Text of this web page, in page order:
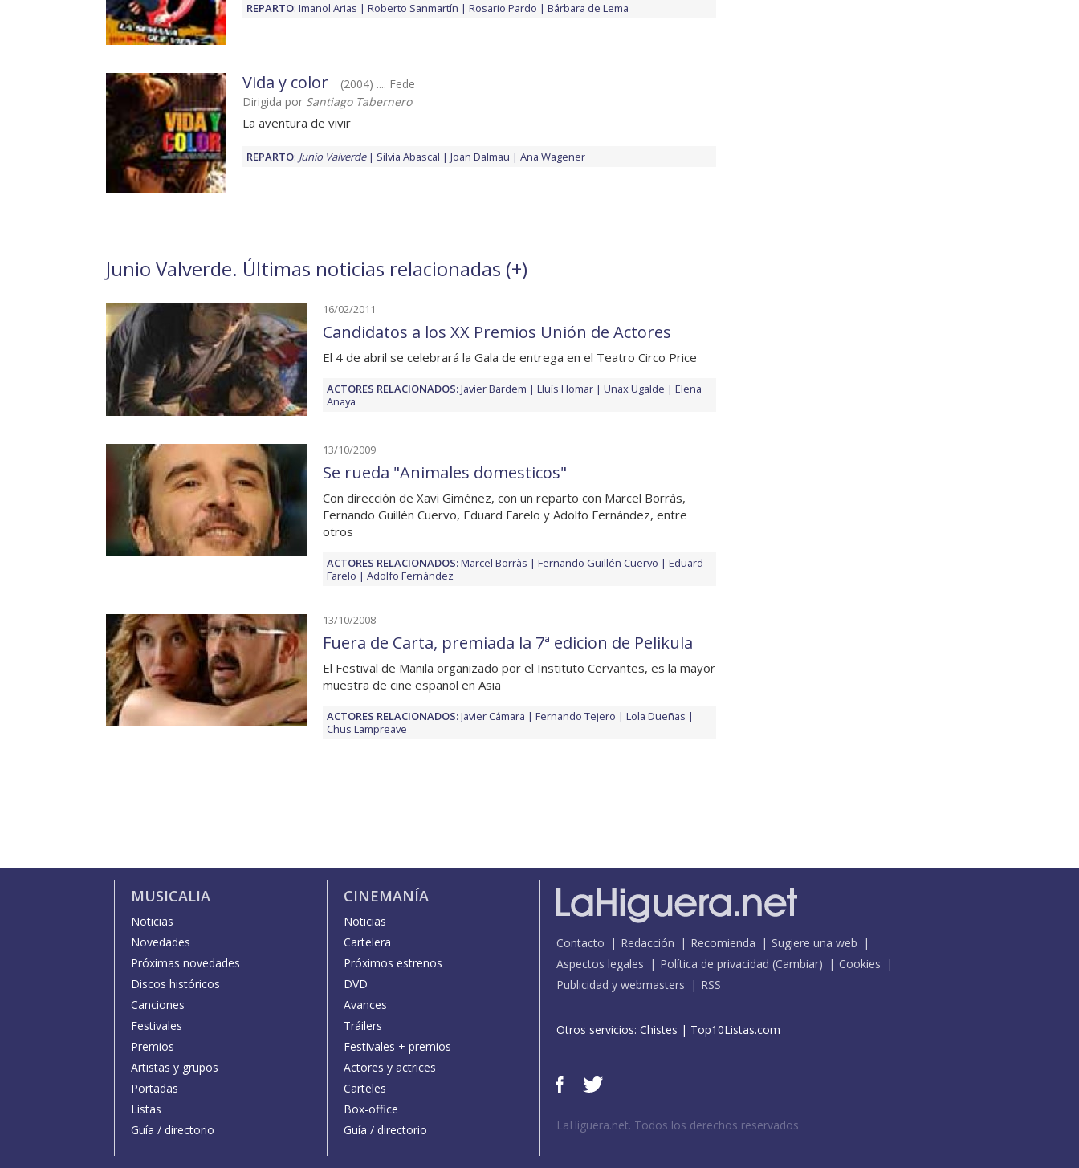
REPARTO: Imanol Arias Roberto Sanmartín Rosario Pardo Bárbara de Lema
Vida y color
(2004) .... Fede
Dirigida por Santiago Tabernero
La aventura de vivir
REPARTO: Junio Valverde Silvia Abascal Joan Dalmau Ana Wagener
Junio Valverde. Últimas noticias relacionadas (+)
16/02/2011
Candidatos a los XX Premios Unión de Actores
El 4 de abril se celebrará la Gala de entrega en el Teatro Circo Price
ACTORES RELACIONADOS:Javier Bardem Lluís Homar Unax Ugalde
Elena
Anaya
13/10/2009
Se rueda "Animales domesticos"
Con dirección de Xavi Giménez, con un reparto con Marcel Borràs,
Fernando Guillén Cuervo, Eduard Farelo y Adolfo Fernández, entre
otros
ACTORES RELACIONADOS:Marcel Borràs Fernando Guillén Cuervo
Eduard
Farelo
Adolfo Fernández
13/10/2008
Fuera de Carta, premiada la 7ª edicion de Pelikula
El Festival de Manila organizado por el Instituto Cervantes, es la mayor
muestra de cine español en Asia
ACTORES RELACIONADOS:Javier Cámara Fernando Tejero
Lola Dueñas
Chus Lampreave
MUSICALIA
Noticias
Novedades
Próximas novedades
Discos históricos
Canciones
Festivales
Premios
Artistas y grupos
Portadas
Listas
Guía / directorio
CINEMANÍA
Noticias
Cartelera
Próximos estrenos
DVD
Avances
Tráilers
Festivales + premios
Actores y actrices
Carteles
Box-office
Guía / directorio
Contacto Redacción Recomienda
Sugiere una web
Aspectos legales
Política de privacidad (Cambiar)
Cookies
Publicidad y webmasters
RSS
Otros servicios: Chistes | Top10Listas.com
LaHiguera.net. Todos los derechos reservados